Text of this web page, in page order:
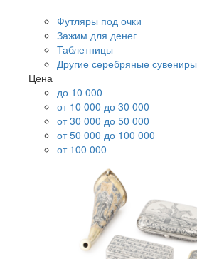
Футляры под очки
Зажим для денег
Таблетницы
Другие серебряные сувениры
Цена
до 10 000
от 10 000 до 30 000
от 30 000 до 50 000
от 50 000 до 100 000
от 100 000